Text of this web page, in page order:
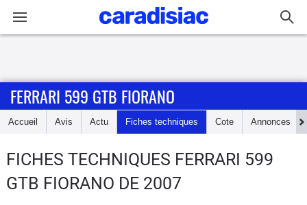
Accueil
Essais
FERRARI 599 GTB FIORANO
Accueil Avis Actu Fiches techniques Cote Annonces
FICHES TECHNIQUES FERRARI 599
GTB FIORANO DE 2007